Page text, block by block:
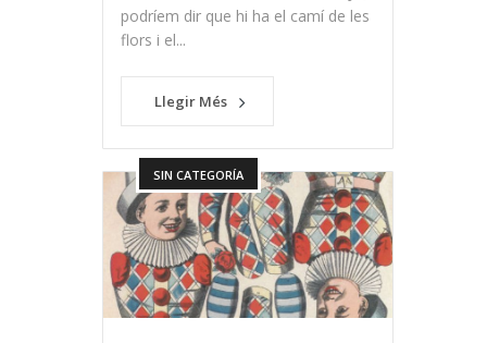
podríem dir que hi ha el camí de les
flors i el...
Llegir Més
SIN CATEGORÍA